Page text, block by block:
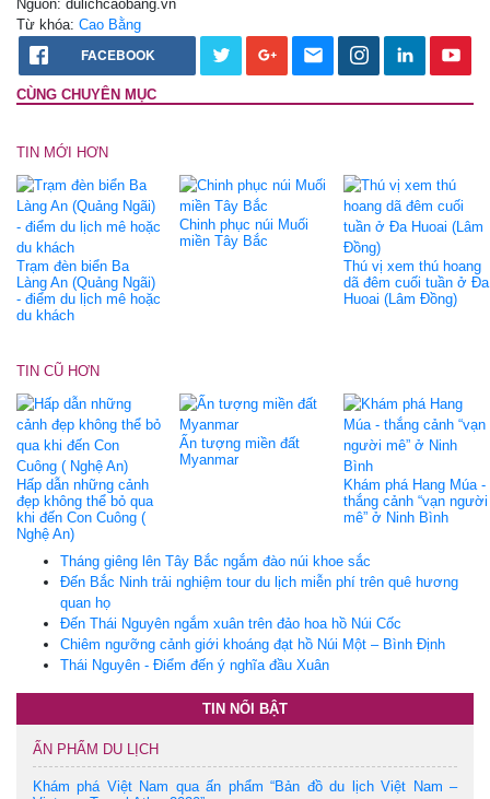
Nguồn: dulichcaobang.vn
Từ khóa: Cao Bằng
FACEBOOK
CÙNG CHUYÊN MỤC
TIN MỚI HƠN
Trạm đèn biển Ba
Làng An (Quảng Ngãi)
- điểm du lịch mê hoặc
du khách
Chinh phục núi Muối
miền Tây Bắc
Thú vị xem thú hoang
dã đêm cuối tuần ở Đa
Huoai (Lâm Đồng)
TIN CŨ HƠN
Hấp dẫn những cảnh
đẹp không thể bỏ qua
khi đến Con Cuông (
Nghệ An)
Ấn tượng miền đất
Myanmar
Khám phá Hang Múa -
thắng cảnh “vạn người
mê” ở Ninh Bình
Tháng giêng lên Tây Bắc ngắm đào núi khoe sắc
Đến Bắc Ninh trải nghiệm tour du lịch miễn phí trên quê hương
quan họ
Đến Thái Nguyên ngắm xuân trên đảo hoa hồ Núi Cốc
Chiêm ngưỡng cảnh giới khoáng đạt hồ Núi Một – Bình Định
Thái Nguyên - Điểm đến ý nghĩa đầu Xuân
TIN NỔI BẬT
ẤN PHẨM DU LỊCH
Khám phá Việt Nam qua ấn phẩm “Bản đồ du lịch Việt Nam –